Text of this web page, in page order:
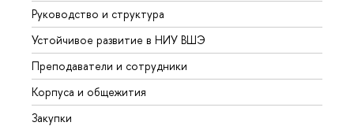
Руководство и структура
Устойчивое развитие в НИУ ВШЭ
Преподаватели и сотрудники
Корпуса и общежития
Закупки